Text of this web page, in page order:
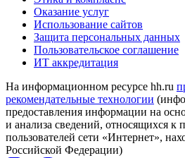
Оказание услуг
Использование сайтов
Защита персональных данных
Пользовательское соглашение
ИТ аккредитация
На информационном ресурсе hh.ru
рекомендательные технологии
предоставления информации на
и анализа сведений, относящихся к
пользователей сети «Интернет»,
Российской Федерации)